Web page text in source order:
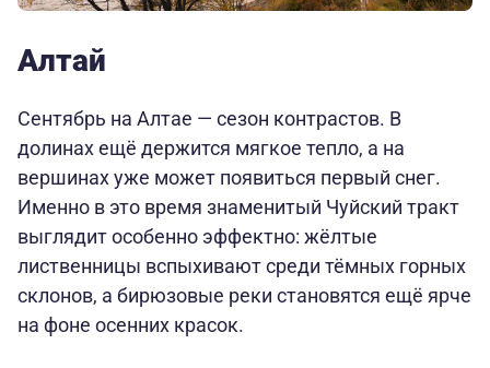
Алтай
Сентябрь на Алтае — сезон контрастов. В
долинах ещё держится мягкое тепло, а на
вершинах уже может появиться первый снег.
Именно в это время знаменитый Чуйский тракт
выглядит особенно эффектно: жёлтые
лиственницы вспыхивают среди тёмных горных
склонов, а бирюзовые реки становятся ещё ярче
на фоне осенних красок.